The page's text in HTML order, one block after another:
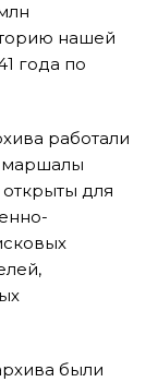
нашей
года по
работали
маршалы
для
были